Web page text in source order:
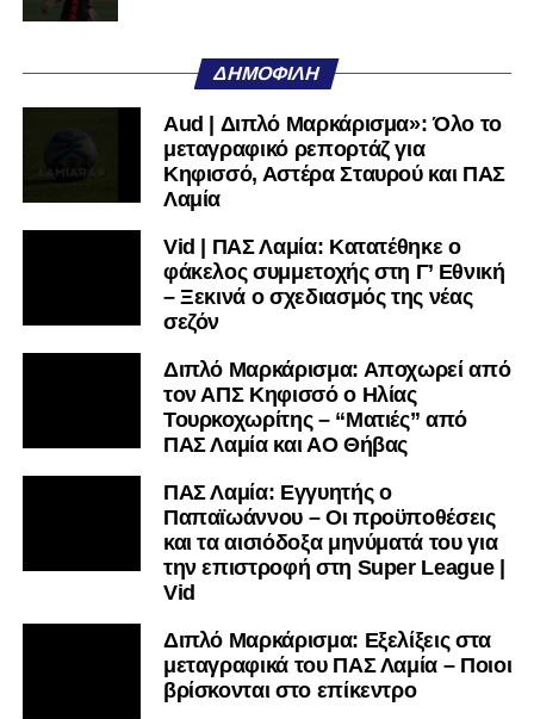
Όταν αποφασίσει να συνειδητοποιήσει ότι είναι
πολύ μικρή.
Ακολουθήστε το lamiara.grστοGoogle Newsγια να
μαθαίνετε πρώτοι τα κυανόλευκα νέα στην Ελλάδα και τον
υπόλοιπο κόσμο. Ακολουθήστε το lamiara.gr στο
μαθαίνετε σε χρόνο dt όλα τα νέα.
ΔΗΜΟΦΙΛΉ
Aud | Διπλό Μαρκάρισμα»: Όλο το
μεταγραφικό ρεπορτάζ για
Κηφισσό, Αστέρα Σταυρού και ΠΑΣ
Λαμία
Vid | ΠΑΣ Λαμία: Κατατέθηκε ο
φάκελος συμμετοχής στη Γ’ Εθνική
– Ξεκινά ο σχεδιασμός της νέας
σεζόν
Διπλό Μαρκάρισμα: Αποχωρεί από
τον ΑΠΣ Κηφισσό ο Ηλίας
Τουρκοχωρίτης – “Ματιές” από
ΠΑΣ Λαμία και ΑΟ Θήβας
ΠΑΣ Λαμία: Εγγυητής ο
Παπαϊωάννου – Οι προϋποθέσεις
και τα αισιόδοξα μηνύματά του για
την επιστροφή στη Super League |
Vid
Διπλό Μαρκάρισμα: Εξελίξεις στα
μεταγραφικά του ΠΑΣ Λαμία – Ποιοι
βρίσκονται στο επίκεντρο